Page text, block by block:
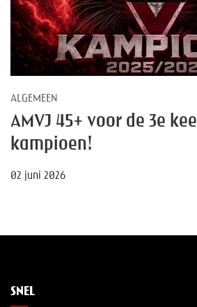
ALGEMEEN
AMVJ 45+ voor de 3e
kampioen!
02 juni 2026
SNEL